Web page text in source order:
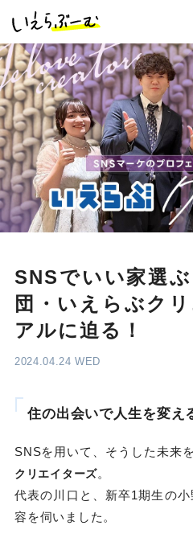
SNSでいい家選
団・いえらぶク
アルに迫る！
2024.04.24 WED
住の出会いで人生を変え
SNSを用いて、そうした未来
クリエイターズ。
代表の川口と、新卒1期生の
容を伺いました。